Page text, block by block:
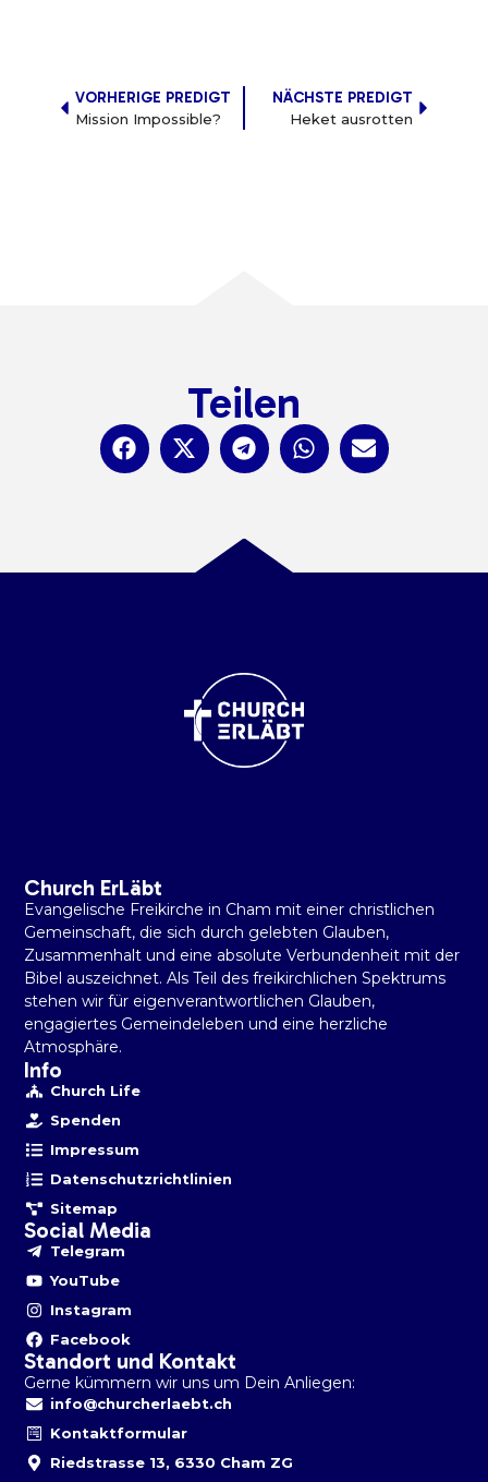
VORHERIGE PREDIGT
Mission Impossible?
NÄCHSTE PREDIGT
Heket ausrotten
Teilen
Church ErLäbt
Evangelische Freikirche in Cham mit einer christlichen
Gemeinschaft, die sich durch gelebten Glauben,
Zusammenhalt und eine absolute Verbundenheit mit der
Bibel auszeichnet. Als Teil des freikirchlichen Spektrums
stehen wir für eigenverantwortlichen Glauben,
engagiertes Gemeindeleben und eine herzliche
Atmosphäre.
Info
Church Life
Spenden
Impressum
Datenschutzrichtlinien
Sitemap
Social Media
Telegram
YouTube
Instagram
Facebook
Standort und Kontakt
Gerne kümmern wir uns um Dein Anliegen:
info@churcherlaebt.ch
Kontaktformular
Riedstrasse 13, 6330 Cham ZG